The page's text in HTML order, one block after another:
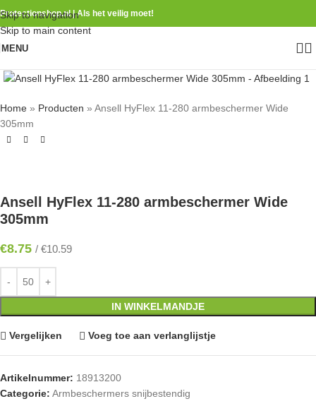
Skip to navigation
Skip to main content
Protectionshop.nl | Als het veilig moet!
MENU
Home » Producten » Ansell HyFlex 11-280 armbeschermer Wide
305mm
Ansell HyFlex 11-280 armbeschermer Wide
305mm
€8.75 / €10.59
IN WINKELMANDJE
Vergelijken Voeg toe aan verlanglijstje
Artikelnummer: 18913200
Categorie: Armbeschermers snijbestendig